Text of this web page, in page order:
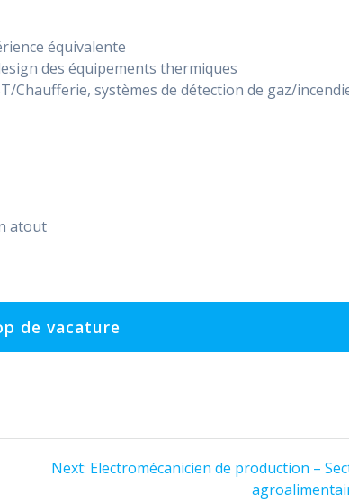
équivalente
des équipements thermiques
Chaufferie, systèmes de détection de gaz/
atout
Next: Next
Electromécanicien de production –